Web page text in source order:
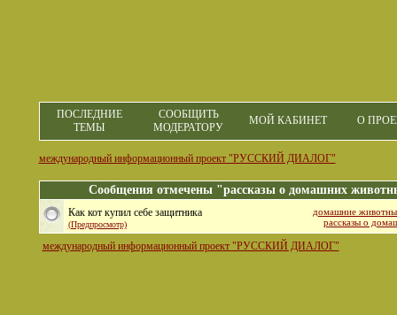
ПОСЛЕДНИЕ
ТЕМЫ
СООБЩИТЬ
МОДЕРАТОРУ
МОЙ КАБИНЕТ О
международный информационный проект "РУССКИЙ ДИАЛОГ"
Сообщения отмечены "рассказы о домашних
домашние
рассказы о
Как кот купил себе защитника
(Предпросмотр)
международный информационный проект "РУССКИЙ ДИАЛОГ"